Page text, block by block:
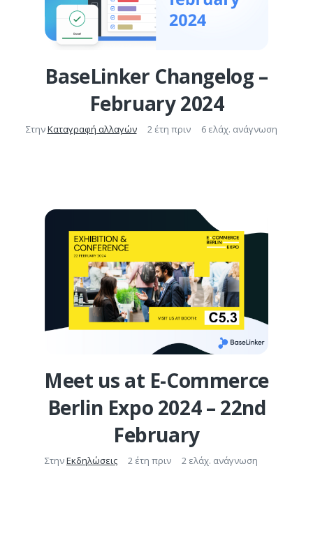
BaseLinker Changelog –
February 2024
ΣτηνΚαταγραφή αλλαγών 2 έτη πριν 6 ελάχ. ανάγνωση
Meet us at E-Commerce
Berlin Expo 2024 – 22nd
February
ΣτηνΕκδηλώσεις 2 έτη πριν 2 ελάχ. ανάγνωση